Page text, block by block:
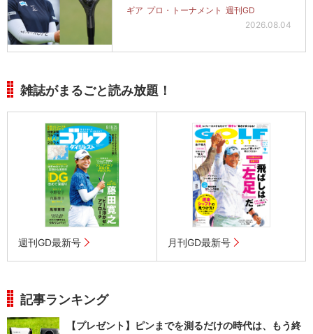
ギア プロ・トーナメント 週刊GD
2026.08.04
雑誌がまるごと読み放題！
週刊GD最新号 月刊GD最新号
記事ランキング
【プレゼント】ピンまでを測るだけの時代は、もう終